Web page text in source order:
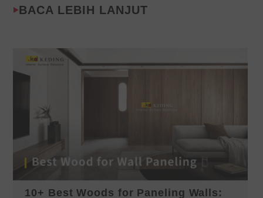
BACA LEBIH LANJUT
10+ Best Woods for Paneling Walls: